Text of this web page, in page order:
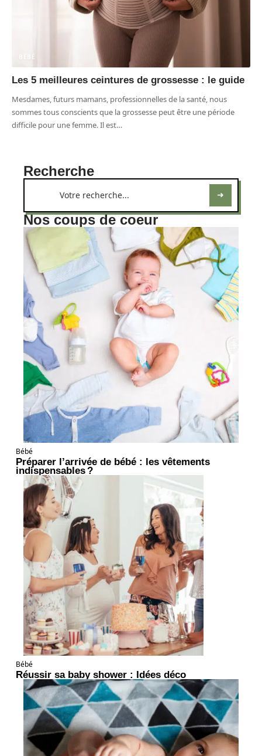
BÉBÉ
Les 5 meilleures ceintures de grossesse : le guide
Mesdames, futurs mamans, professionnelles de la santé, nous
sommes tous conscients que la grossesse peut être une période
difficile pour une femme. Il est…
Recherche
Nos coups de coeur
Bébé
Préparer l’arrivée de bébé : les vêtements
indispensables ?
Bébé
Réussir sa baby shower : Idées déco